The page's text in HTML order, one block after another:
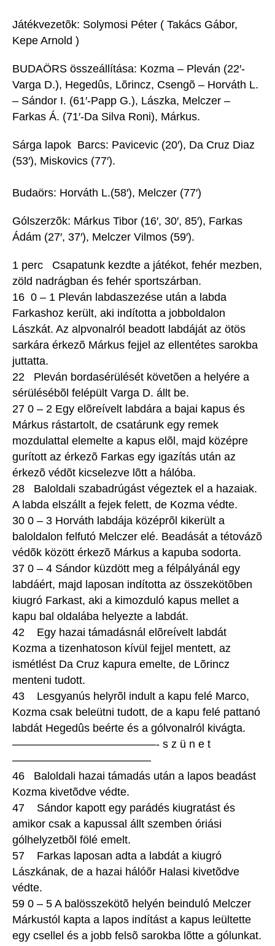
Játékvezetõk: Solymosi Péter ( Takács Gábor,
Kepe Arnold )
BUDAÖRS összeállítása: Kozma – Pleván (22′-
Varga D.), Hegedûs, Lõrincz, Csengõ – Horváth L.
– Sándor I. (61′-Papp G.), Lászka, Melczer –
Farkas Á. (71′-Da Silva Roni), Márkus.
Sárga lapok Barcs: Pavicevic (20′), Da Cruz Diaz
(53′), Miskovics (77′).
Budaörs: Horváth L.(58′), Melczer (77′)
Gólszerzõk: Márkus Tibor (16′, 30′, 85′), Farkas
Ádám (27′, 37′), Melczer Vilmos (59′).
1 perc Csapatunk kezdte a játékot, fehér mezben,
zöld nadrágban és fehér sportszárban.
16 0 – 1 Pleván labdaszezése után a labda
Farkashoz került, aki indította a jobboldalon
Lászkát. Az alpvonalról beadott labdáját az ötös
sarkára érkezõ Márkus fejjel az ellentétes sarokba
juttatta.
22 Pleván bordasérülését követõen a helyére a
sérülésébõl felépült Varga D. állt be.
27 0 – 2 Egy elõreívelt labdára a bajai kapus és
Márkus rástartolt, de csatárunk egy remek
mozdulattal elemelte a kapus elõl, majd középre
gurított az érkezõ Farkas egy igazítás után az
érkezõ védõt kicselezve lõtt a hálóba.
28 Baloldali szabadrúgást végeztek el a hazaiak.
A labda elszállt a fejek felett, de Kozma védte.
30 0 – 3 Horváth labdája középrõl kikerült a
baloldalon felfutó Melczer elé. Beadását a tétovázõ
védõk között érkezõ Márkus a kapuba sodorta.
37 0 – 4 Sándor küzdött meg a félpályánál egy
labdáért, majd laposan indította az összekötõben
kiugró Farkast, aki a kimozduló kapus mellet a
kapu bal oldalába helyezte a labdát.
42 Egy hazai támadásnál elõreívelt labdát
Kozma a tizenhatoson kívül fejjel mentett, az
ismétlést Da Cruz kapura emelte, de Lõrincz
menteni tudott.
43 Lesgyanús helyrõl indult a kapu felé Marco,
Kozma csak beleütni tudott, de a kapu felé pattanó
labdát Hegedûs beérte és a gólvonalról kivágta.
—————————————- s z ü n e t
————————————–
46 Baloldali hazai támadás után a lapos beadást
Kozma kivetõdve védte.
47 Sándor kapott egy parádés kiugratást és
amikor csak a kapussal állt szemben óriási
gólhelyzetbõl fölé emelt.
57 Farkas laposan adta a labdát a kiugró
Lászkának, de a hazai hálóõr Halasi kivetõdve
védte.
59 0 – 5 A balösszekötõ helyén beinduló Melczer
Márkustól kapta a lapos indítást a kapus leültette
egy csellel és a jobb felsõ sarokba lõtte a gólunkat.